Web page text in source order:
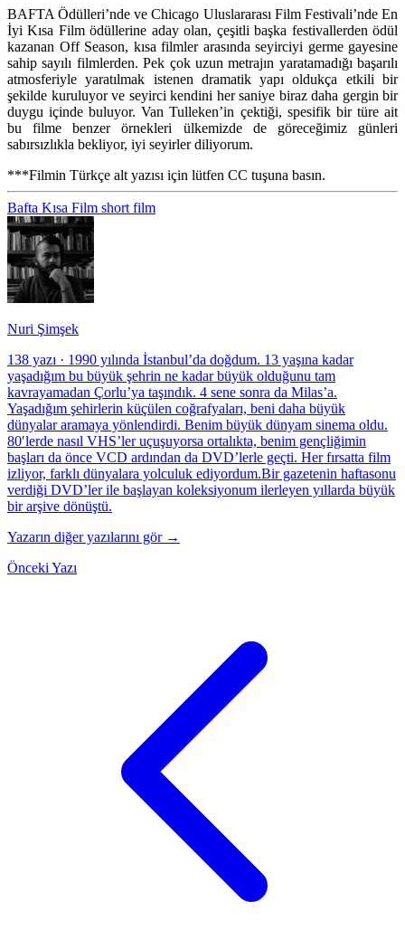
BAFTA Ödülleri’nde ve Chicago Uluslararası Film Festivali’nde En
İyi Kısa Film ödüllerine aday olan, çeşitli başka festivallerden ödül
kazanan Off Season, kısa filmler arasında seyirciyi germe gayesine
sahip sayılı filmlerden. Pek çok uzun metrajın yaratamadığı başarılı
atmosferiyle yaratılmak istenen dramatik yapı oldukça etkili bir
şekilde kuruluyor ve seyirci kendini her saniye biraz daha gergin bir
duygu içinde buluyor. Van Tulleken’in çektiği, spesifik bir türe ait
bu filme benzer örnekleri ülkemizde de göreceğimiz günleri
sabırsızlıkla bekliyor, iyi seyirler diliyorum.
***Filmin Türkçe alt yazısı için lütfen CC tuşuna basın.
Bafta Kısa Film short film
Nuri Şimşek
138 yazı · 1990 yılında İstanbul’da doğdum. 13 yaşına kadar
yaşadığım bu büyük şehrin ne kadar büyük olduğunu tam
kavrayamadan Çorlu’ya taşındık. 4 sene sonra da Milas’a.
Yaşadığım şehirlerin küçülen coğrafyaları, beni daha büyük
dünyalar aramaya yönlendirdi. Benim büyük dünyam sinema oldu.
80′lerde nasıl VHS’ler uçuşuyorsa ortalıkta, benim gençliğimin
başları da önce VCD ardından da DVD’lerle geçti. Her fırsatta film
izliyor, farklı dünyalara yolculuk ediyordum.Bir gazetenin haftasonu
verdiği DVD’ler ile başlayan koleksiyonum ilerleyen yıllarda büyük
bir arşive dönüştü.
Yazarın diğer yazılarını gör →
Önceki Yazı